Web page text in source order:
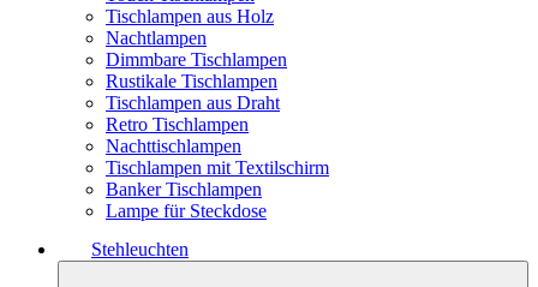
Tischlampen aus Holz
Nachtlampen
Dimmbare Tischlampen
Rustikale Tischlampen
Tischlampen aus Draht
Retro Tischlampen
Nachttischlampen
Tischlampen mit Textilschirm
Banker Tischlampen
Lampe für Steckdose
Stehleuchten